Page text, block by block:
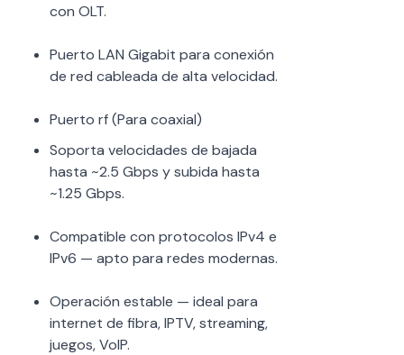
con OLT.
Puerto LAN Gigabit para conexión
de red cableada de alta velocidad.
Puerto rf (Para coaxial)
Soporta velocidades de bajada
hasta ~2.5 Gbps y subida hasta
~1.25 Gbps.
Compatible con protocolos IPv4 e
IPv6 — apto para redes modernas.
Operación estable — ideal para
internet de fibra, IPTV, streaming,
juegos, VoIP.